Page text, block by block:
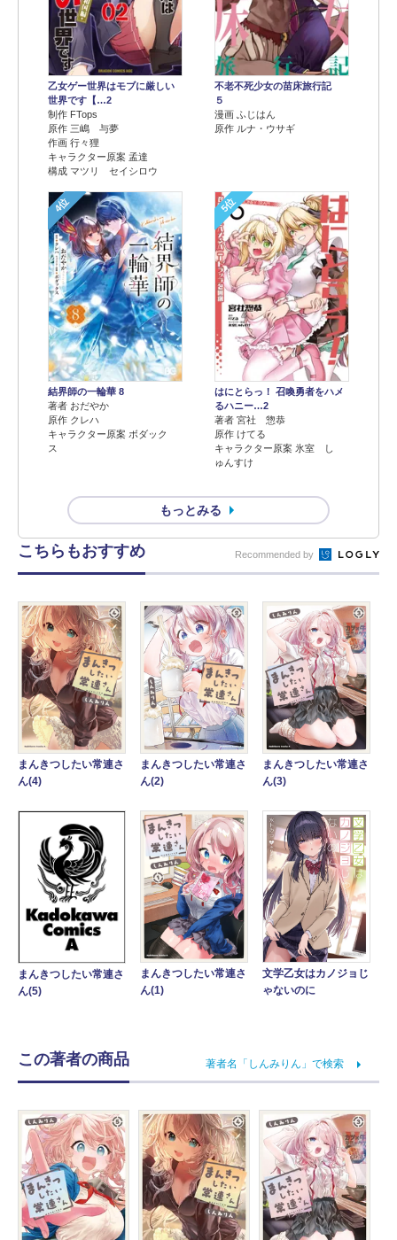
乙女ゲー世界はモブに厳しい
世界です【…2
制作 FTops
原作 三嶋 与夢
作画 行々狸
キャラクター原案 孟達
構成 マツリ セイシロウ
不老不死少女の苗床旅行記
５
漫画 ふじはん
原作 ルナ・ウサギ
4位
結界師の一輪華 8
著者 おだやか
原作 クレハ
キャラクター原案 ボダック
ス
5位
はにとらっ！ 召喚勇者をハメ
るハニー…2
著者 宮社 惣恭
原作 けてる
キャラクター原案 氷室 し
ゅんすけ
もっとみる
こちらもおすすめ Recommended by
まんきつしたい常連さ
ん(4)
まんきつしたい常連さ
ん(2)
まんきつしたい常連さ
ん(3)
まんきつしたい常連さ
ん(5)
まんきつしたい常連さ
ん(1)
文学乙女はカノジョじ
ゃないのに
この著者の商品 著者名「しんみりん」で検索